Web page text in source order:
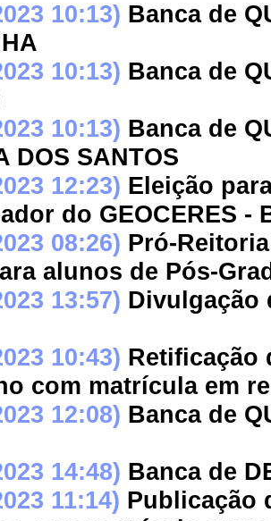
10:13) Banca de
10:13) Banca de
10:13) Banca de
DOS SANTOS
12:23) Eleição
do GEOCERES -
08:26) Pró-
alunos de Pós-
13:57) Divulgação
10:43) Retificação
com matrícula em
12:08) Banca de
14:48) Banca de
11:14) Publicação